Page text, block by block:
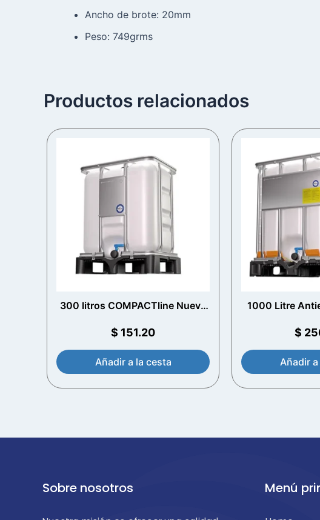
Ancho de brote: 20mm
Peso: 749grms
Productos relacionados
300 litros COMPACTline Nuevo
$ 151.20
Añadir a la cesta
1000 Litre
$
Añadir
Sobre nosotros Menú